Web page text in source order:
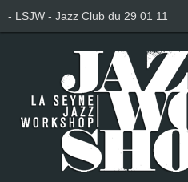
- LSJW - Jazz Club du 29 01 11